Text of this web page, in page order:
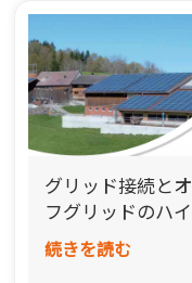
Русский
Español
Português
日本語
한국어
بالعربية
グリッド接続とオ
フグリッドのハイ
ブリッドシステム
続きを読む